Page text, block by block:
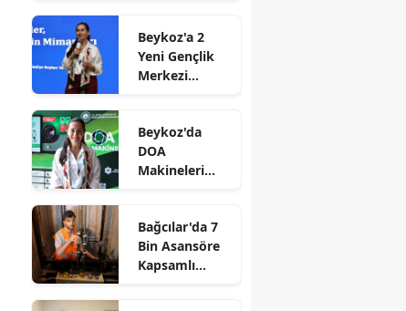
Beykoz'a 2
Yeni Gençlik
Merkezi
Beykoz'da
DOA
Makineleri
Bağcılar'da 7
Bin Asansöre
Kapsamlı